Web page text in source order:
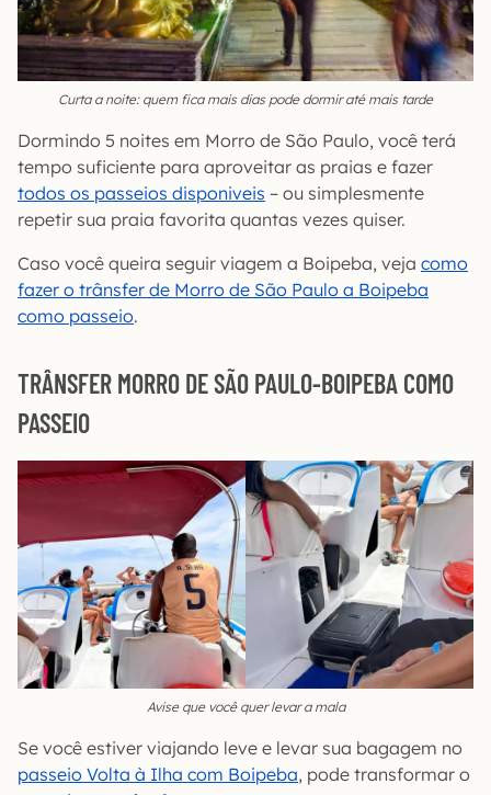
Curta a noite: quem fica mais dias pode dormir até mais tarde
Dormindo 5 noites em Morro de São Paulo, você terá
tempo suficiente para aproveitar as praias e fazer
todos os passeios disponiveis – ou simplesmente
repetir sua praia favorita quantas vezes quiser.
Caso você queira seguir viagem a Boipeba, veja como
fazer o trânsfer de Morro de São Paulo a Boipeba
como passeio.
TRÂNSFER MORRO DE SÃO PAULO-BOIPEBA COMO
PASSEIO
Avise que você quer levar a mala
Se você estiver viajando leve e levar sua bagagem no
passeio Volta à Ilha com Boipeba, pode transformar o